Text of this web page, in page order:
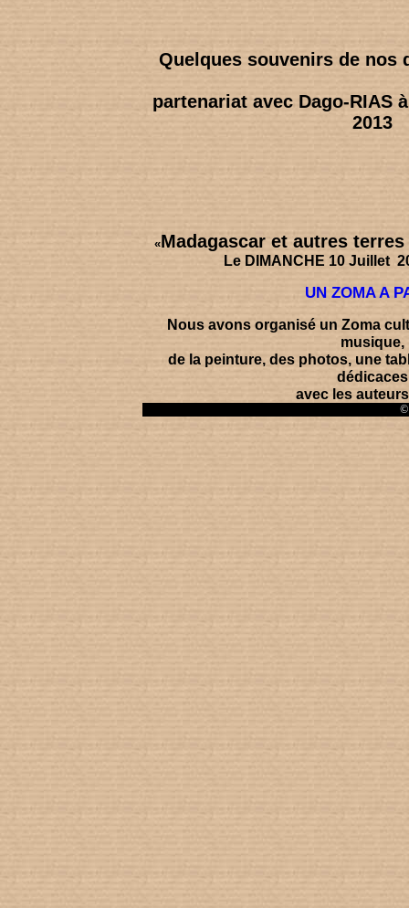
Quelques souvenirs de nos
partenariat avecDago-RIAS
2013
«Madagascar et autres
Le DIMANCHE 10 Juillet
UN ZOMA A
Nous avons organisé un Zoma
musique,
de la peinture, des photos, une
dédicaces
avec les
©